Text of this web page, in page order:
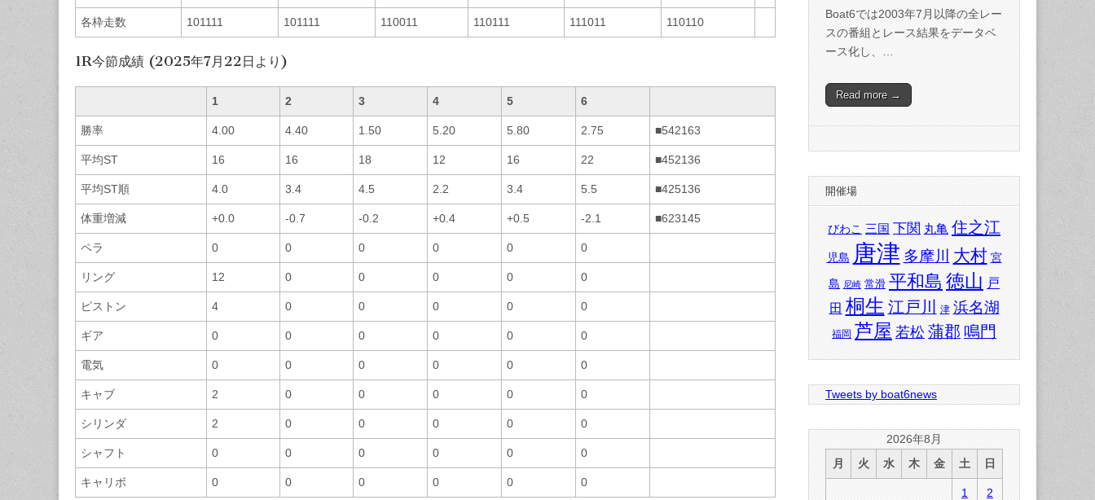
各枠走数 101111 101111 110011 110111 111011 110110
1R今節成績 (2025年7月22日より)
1 2 3 4 5 6
勝率 4.00 4.40 1.50 5.20 5.80 2.75 ■542163
平均ST 16 16 18 12 16 22 ■452136
平均ST順 4.0 3.4 4.5 2.2 3.4 5.5 ■425136
体重増減 +0.0 -0.7 -0.2 +0.4 +0.5 -2.1 ■623145
ペラ 0 0 0 0 0 0
リング 12 0 0 0 0 0
ピストン 4 0 0 0 0 0
ギア 0 0 0 0 0 0
電気 0 0 0 0 0 0
キャブ 2 0 0 0 0 0
シリンダ 2 0 0 0 0 0
シャフト 0 0 0 0 0 0
キャリボ 0 0 0 0 0 0
Boat6では2003年7月以降の全レー
スの番組とレース結果をデータベ
ース化し、…
Read more →
開催場
びわこ 三国 下関 丸亀 住之江
児島 唐津 多摩川 大村 宮
島 尼崎 常滑 平和島 徳山 戸
田 桐生 江戸川 津 浜名湖
福岡 芦屋 若松 蒲郡 鳴門
Tweets by boat6news
2026年8月
月
火 水 木 金 土 日
1 2